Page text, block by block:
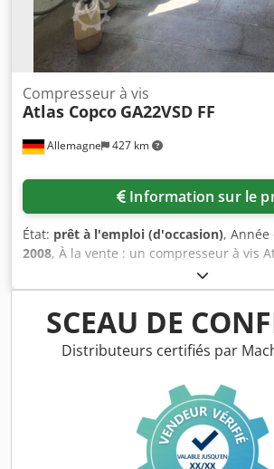
Allemagne 427 km
Compresseur à vis
Atlas Copco GA22VSD FF
Information sur le
État: prêt à l'emploi (d'occasion),
2008, À la vente : un compresseur à vis
d’un dessiccateur frigorifique intégré,
réservoir d’air comprimé de 500 litres.
moteur : 22 kW (30 CV), débit volumique :
l/s), pression de service maximale : 12,8
fonctionnement : 29 897 h, réfrigérant du
annuellement et de manière continue
spécialisée. La documentation est
est possible sur rendez-vous. Dkjdezh
SCEAU DE
Distributeurs certifiés par